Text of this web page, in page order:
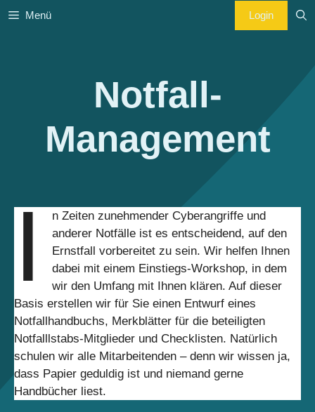
Zum
Menü Login
Notfall-
Management
I
n Zeiten zunehmender Cyberangriffe und
anderer Notfälle ist es entscheidend, auf den
Ernstfall vorbereitet zu sein. Wir helfen Ihnen
dabei mit einem Einstiegs-Workshop, in dem
wir den Umfang mit Ihnen klären. Auf dieser
Basis erstellen wir für Sie einen Entwurf eines
Notfallhandbuchs, Merkblätter für die beteiligten
Notfalllstabs-Mitglieder und Checklisten. Natürlich
schulen wir alle Mitarbeitenden – denn wir wissen ja,
dass Papier geduldig ist und niemand gerne
Handbücher liest.